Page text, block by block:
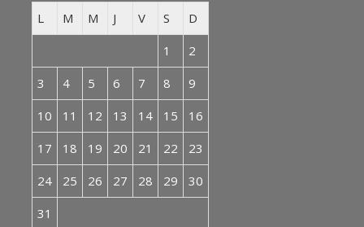
L
M M J V S
D
1
2
3
4 5 6 7 8
9
10
11 12 13 14 15
16
17
18 19 20 21 22
23
24
25 26 27 28 29
30
31